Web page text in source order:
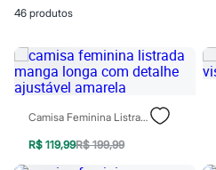
Roupas
Básicos
Calças
Casacos e Jaquetas
Jeans
Macacões
Shorts e Bermudas
Vestidos
46 produtos
Camisa Feminina Listrada Manga Longa Com Detalhe Ajustável Amarela
R$ 119,99R$ 199,99